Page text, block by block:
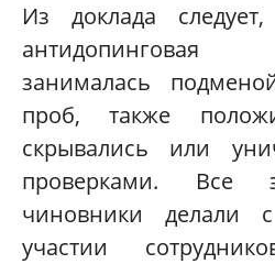
Из доклада
занималась
проб, также
скрывались или
проверками. Все
чиновники
участии